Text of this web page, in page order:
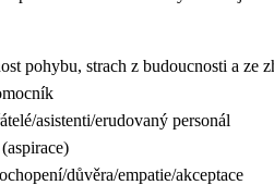
pohybu, strach z budoucnosti a ze
asistenti/erudovaný personál
důvěra/empatie/akceptace